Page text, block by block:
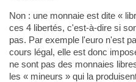
Non : une monnaie est dite «
ces 4 libertés, c'est-à-dire si
pas. Par exemple l'euro n'est
cours légal, elle est donc
ne sont pas des monnaies
les « mineurs » qui la